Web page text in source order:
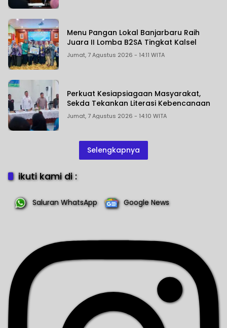
Menu Pangan Lokal Banjarbaru Raih
Juara II Lomba B2SA Tingkat Kalsel
Jumat, 7 Agustus 2026 - 14:11 WITA
Perkuat Kesiapsiagaan Masyarakat,
Sekda Tekankan Literasi Kebencanaan
Jumat, 7 Agustus 2026 - 14:10 WITA
Selengkapnya
ikuti kami di :
Saluran WhatsApp Google News